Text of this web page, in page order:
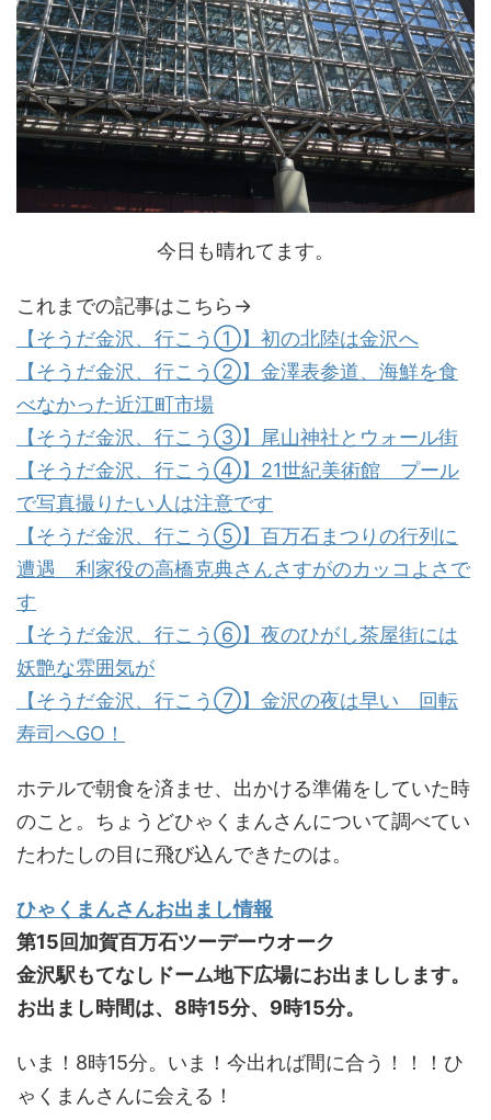
今日も晴れてます。
これまでの記事はこちら→
【そうだ金沢、行こう①】初の北陸は金沢へ
【そうだ金沢、行こう②】金澤表参道、海鮮を食
べなかった近江町市場
【そうだ金沢、行こう③】尾山神社とウォール街
【そうだ金沢、行こう④】21世紀美術館 プール
で写真撮りたい人は注意です
【そうだ金沢、行こう⑤】百万石まつりの行列に
遭遇 利家役の高橋克典さんさすがのカッコよさで
す
【そうだ金沢、行こう⑥】夜のひがし茶屋街には
妖艶な雰囲気が
【そうだ金沢、行こう⑦】金沢の夜は早い 回転
寿司へGO！
ホテルで朝食を済ませ、出かける準備をしていた時
のこと。ちょうどひゃくまんさんについて調べてい
たわたしの目に飛び込んできたのは。
ひゃくまんさんお出まし情報
第15回加賀百万石ツーデーウオーク
金沢駅もてなしドーム地下広場にお出ましします。
お出まし時間は、8時15分、9時15分。
いま！8時15分。いま！今出れば間に合う！！！ひ
ゃくまんさんに会える！